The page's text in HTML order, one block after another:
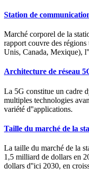
Station de
Marché corporel de la
rapport couvre des
Unis, Canada, Mexique),
Architecture de réseau
La 5G constitue un cadre
multiples technologies
variété d''applications.
Taille du marché de la
La taille du marché de la
1,5 milliard de dollars en
dollars d''ici 2030, en